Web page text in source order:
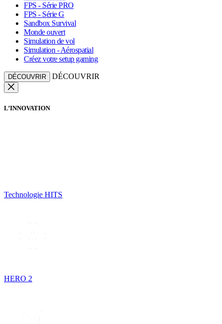
FPS - Série PRO
FPS - Série G
Sandbox Survival
Monde ouvert
Simulation de vol
Simulation - Aérospatial
Créez votre setup gaming
DÉCOUVRIR DÉCOUVRIR
L’INNOVATION
Technologie HITS
HERO 2